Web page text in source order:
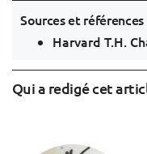
Sources et références
Harvard T.H.
Qui a redigé cet